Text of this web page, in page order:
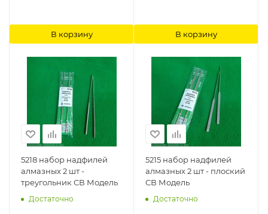
В корзину В корзину
5218 набор надфилей
алмазных 2 шт -
треугольник СВ Модель
Достаточно
5215 набор надфилей
алмазных 2 шт - плоский
СВ Модель
Достаточно